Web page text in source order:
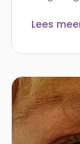
Lees